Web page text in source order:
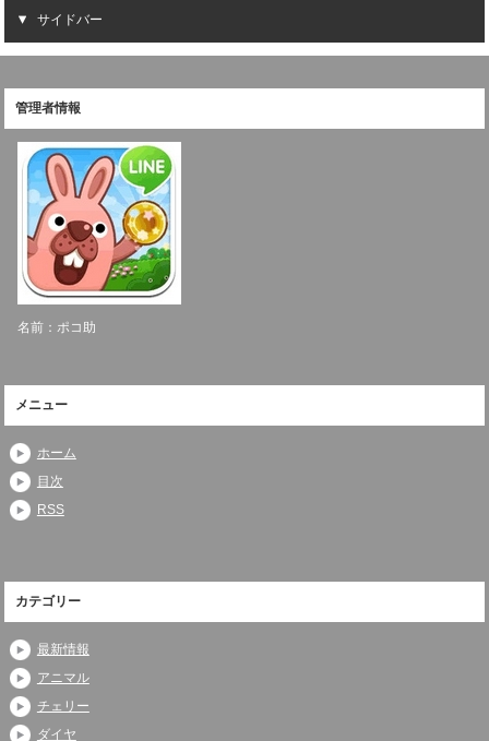
サイドバー
管理者情報
名前：ポコ助
メニュー
ホーム
目次
RSS
カテゴリー
最新情報
アニマル
チェリー
ダイヤ